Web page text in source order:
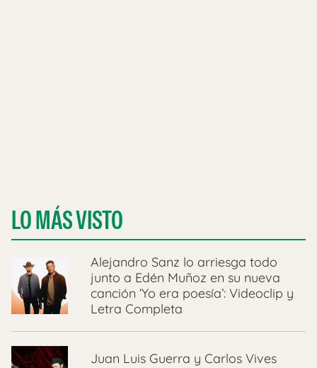
LO MÁS VISTO
Alejandro Sanz lo arriesga todo
junto a Edén Muñoz en su nueva
canción ‘Yo era poesía’: Videoclip y
Letra Completa
Juan Luis Guerra y Carlos Vives